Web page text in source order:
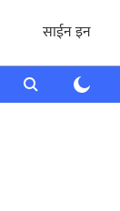
साईन इन
राशी भविष्य